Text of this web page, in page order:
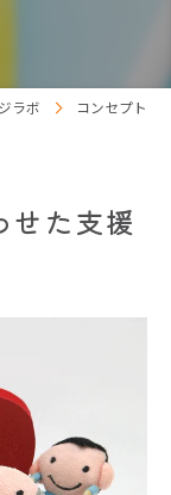
ラボ コンセプト
せた支援